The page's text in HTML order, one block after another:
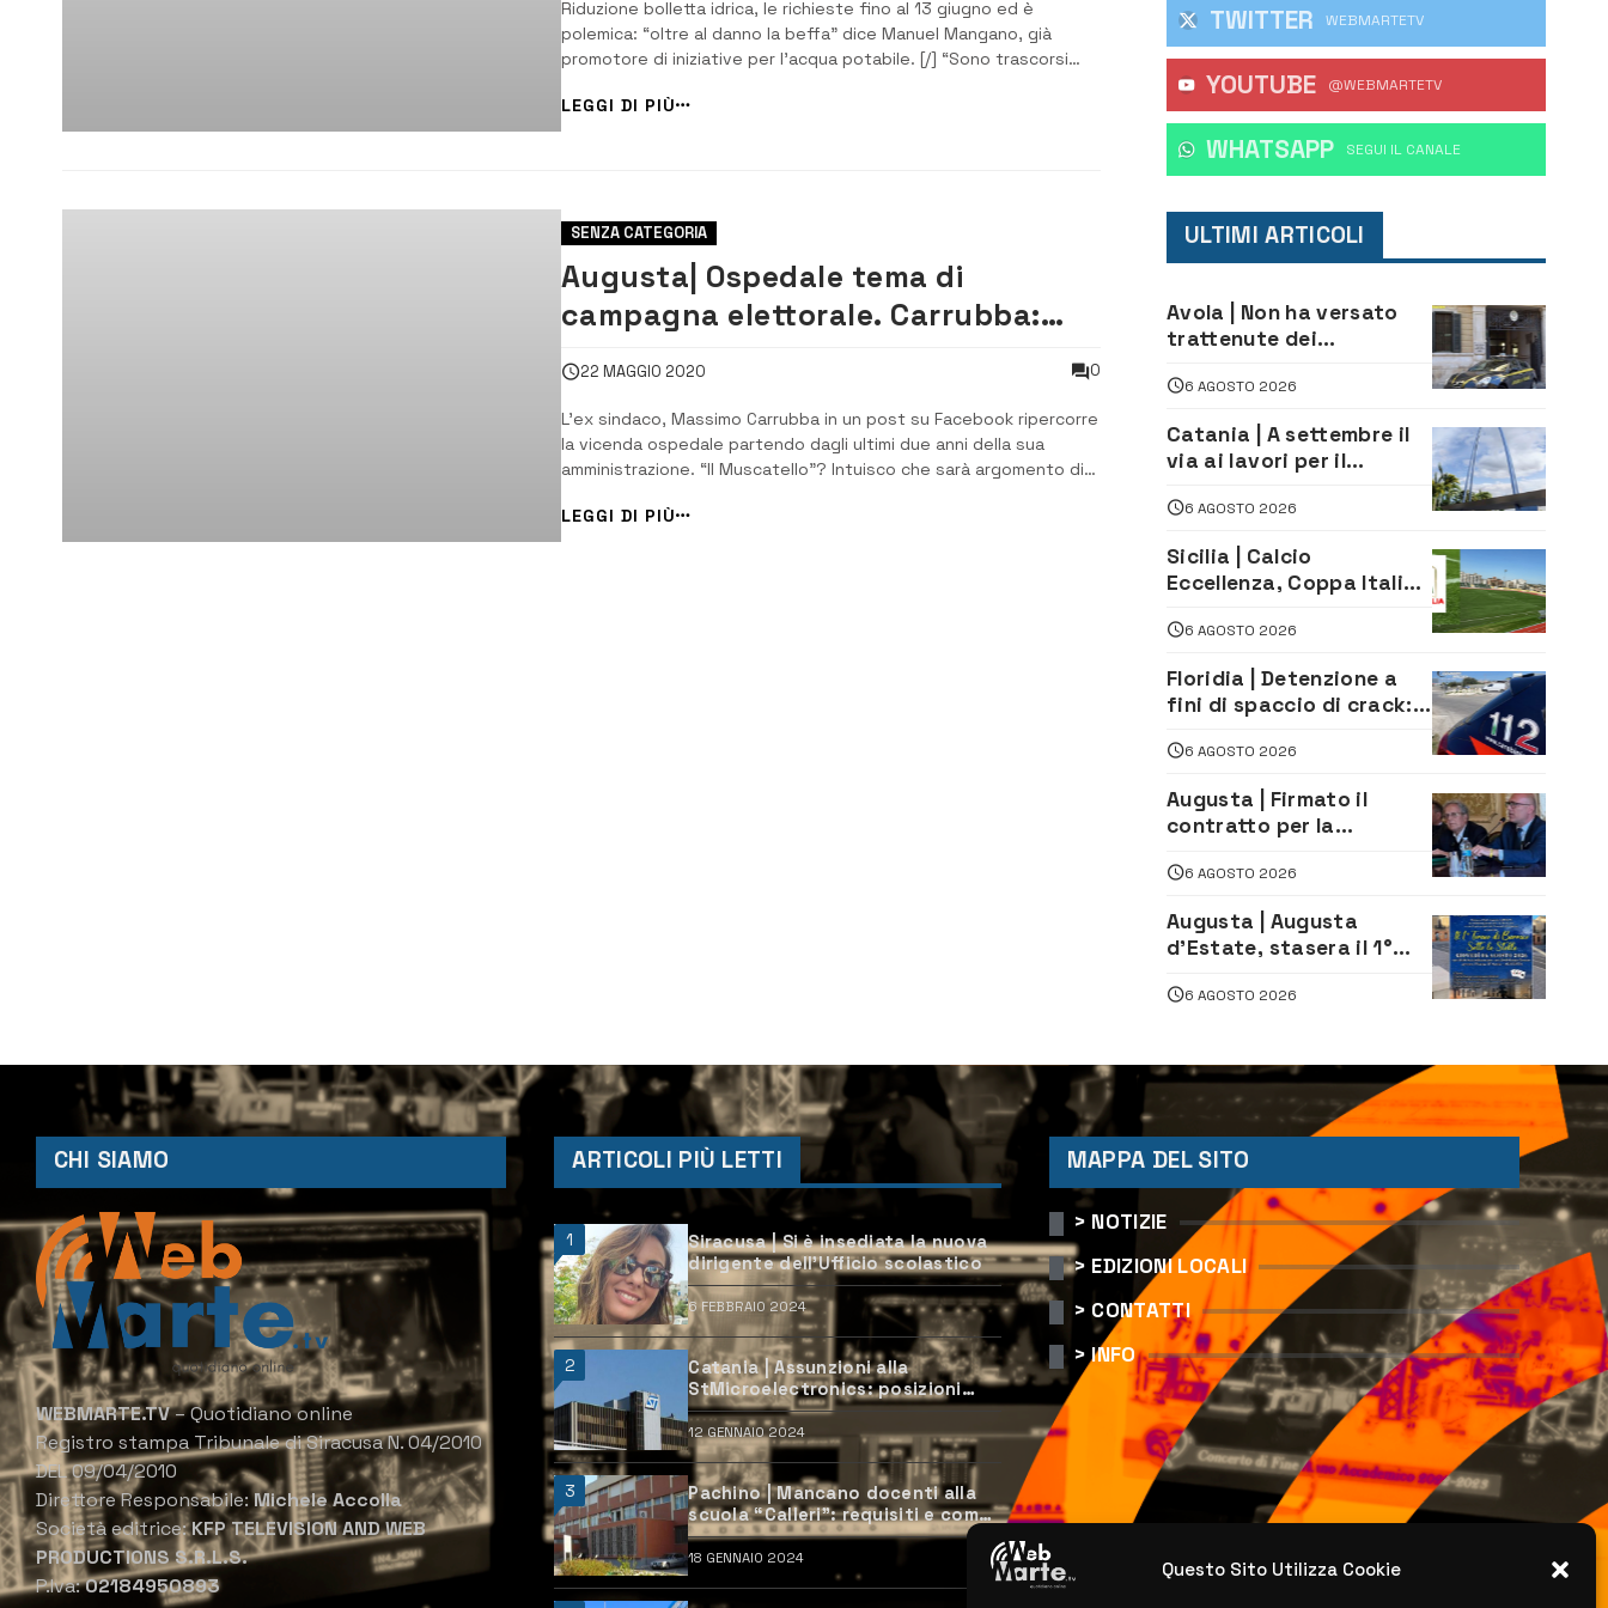
Questo Sito Utilizza Cookie
Riduzione bolletta idrica, le richieste fino al 13 giugno ed è
polemica: “oltre al danno la beffa” dice Manuel Mangano, già
promotore di iniziative per l’acqua potabile. [/] “Sono trascorsi
e adesso oltre al danno la beffa”. A parlare è Manuel Mangano,
presidente [&hel...
LEGGI DI PIÙ
SENZA CATEGORIA
Augusta| Ospedale tema di
campagna elettorale. Carrubba:
ricordare bene il passato
22 MAGGIO 2020 0
L’ex sindaco, Massimo Carrubba in un post su Facebook ripercorre
la vicenda ospedale partendo dagli ultimi due anni della sua
amministrazione. “Il Muscatello”? Intuisco che sarà argomento di
Sanità ad Augusta ed oggi si mostra critico nei confronti dei
vertici Asp, deve essere cons...
LEGGI DI PIÙ
TWITTER WEBMARTETV
YOUTUBE @WEBMARTETV
WHATSAPP ‎SEGUI IL CANALE
ULTIMI ARTICOLI
Avola | Non ha versato
trattenute dei
oltre 700 mila euro a
imprenditore della
climatizzazione
6 AGOSTO 2026
Catania | A settembre il
via ai lavori per il
sud del porto
6 AGOSTO 2026
Sicilia | Calcio
Eccellenza, Coppa Italia:
andata
6 AGOSTO 2026
Floridia | Detenzione a
fini di spaccio di crack:
6 AGOSTO 2026
Augusta | Firmato il
contratto per la
depuratore delle acque
6 AGOSTO 2026
Augusta | Augusta
d’Estate, stasera il 1°
le Stelle: piazza
6 AGOSTO 2026
CHI SIAMO
WEBMARTE.TV– Quotidiano online
Registro stampa Tribunale di Siracusa N. 04/2010
DEL 09/04/2010
Direttore Responsabile:Michele Accolla
Società editrice:KFP TELEVISION AND WEB
PRODUCTIONS S.R.L.S.
P.Iva:02184950893
ARTICOLI PIÙ LETTI
1
Siracusa | Si è insediata la nuova
dirigente dell’Ufficio scolastico
6 FEBBRAIO 2024
2
Catania | Assunzioni alla
StMicroelectronics: posizioni
aperte e come candidarsi
12 GENNAIO 2024
3
Pachino | Mancano docenti alla
scuola “Calleri”: requisiti e come
candidarsi
18 GENNAIO 2024
MAPPA DEL SITO
> NOTIZIE
> EDIZIONI LOCALI
> CONTATTI
> INFO